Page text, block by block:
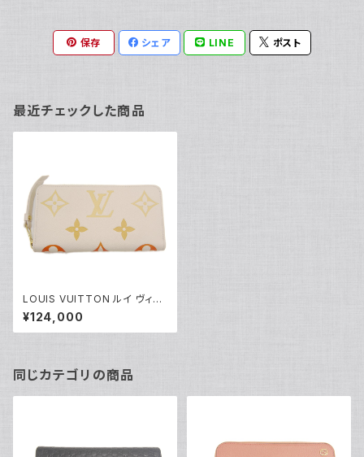
保存 シェア LINE ポスト
最近チェックした商品
LOUIS VUITTON ルイ ヴィト
ン ジッピー・ウォレット モノグラ
ム アンプラント LVグラディエン
ト 長財布 クレームサフラン M8
¥124,000
同じカテゴリの商品